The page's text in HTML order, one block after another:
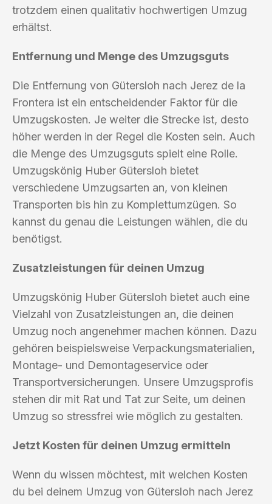
trotzdem einen qualitativ hochwertigen Umzug
erhältst.
Entfernung und Menge des Umzugsguts
Die Entfernung von Gütersloh nach Jerez de la
Frontera ist ein entscheidender Faktor für die
Umzugskosten. Je weiter die Strecke ist, desto
höher werden in der Regel die Kosten sein. Auch
die Menge des Umzugsguts spielt eine Rolle.
Umzugskönig Huber Gütersloh bietet
verschiedene Umzugsarten an, von kleinen
Transporten bis hin zu Komplettumzügen. So
kannst du genau die Leistungen wählen, die du
benötigst.
Zusatzleistungen für deinen Umzug
Umzugskönig Huber Gütersloh bietet auch eine
Vielzahl von Zusatzleistungen an, die deinen
Umzug noch angenehmer machen können. Dazu
gehören beispielsweise Verpackungsmaterialien,
Montage- und Demontageservice oder
Transportversicherungen. Unsere Umzugsprofis
stehen dir mit Rat und Tat zur Seite, um deinen
Umzug so stressfrei wie möglich zu gestalten.
Jetzt Kosten für deinen Umzug ermitteln
Wenn du wissen möchtest, mit welchen Kosten
du bei deinem Umzug von Gütersloh nach Jerez